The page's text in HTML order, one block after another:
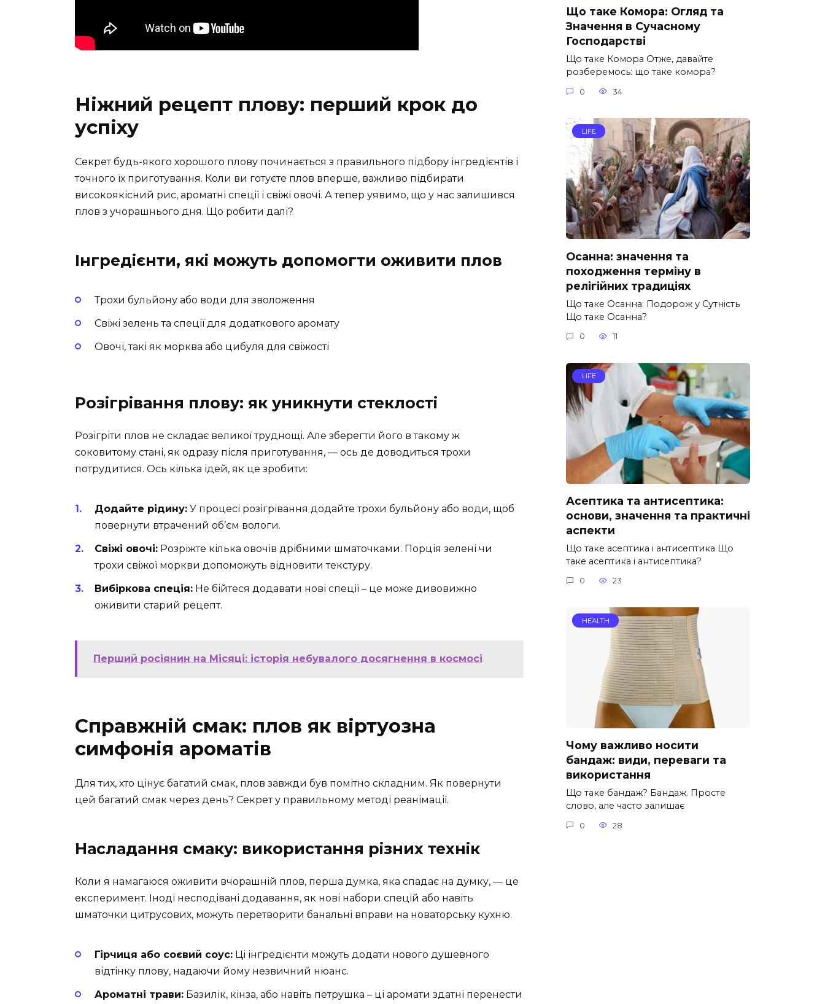
Ніжний рецепт плову: перший крок до
успіху
Секрет будь-якого хорошого плову починається з правильного підбору інгредієнтів і
точного їх приготування. Коли ви готуєте плов вперше, важливо підбирати
високоякісний рис, ароматні спеції і свіжі овочі. А тепер уявимо, що у нас залишився
плов з учорашнього дня. Що робити далі?
Інгредієнти, які можуть допомогти оживити плов
Трохи бульйону або води для зволоження
Свіжі зелень та спеції для додаткового аромату
Овочі, такі як морква або цибуля для свіжості
Розігрівання плову: як уникнути стеклості
Розігріти плов не складає великої труднощі. Але зберегти його в такому ж
соковитому стані, як одразу після приготування, — ось де доводиться трохи
потрудитися. Ось кілька ідей, як це зробити:
Додайте рідину: У процесі розігрівання додайте трохи бульйону або води, щоб
повернути втрачений об’єм вологи.
Свіжі овочі: Розріжте кілька овочів дрібними шматочками. Порція зелені чи
трохи свіжої моркви допоможуть відновити текстуру.
Вибіркова спеція: Не бійтеся додавати нові спеції – це може дивовижно
оживити старий рецепт.
Перший росіянин на Місяці: історія небувалого досягнення в космосі
Справжній смак: плов як віртуозна
симфонія ароматів
Для тих, хто цінує багатий смак, плов завжди був помітно складним. Як повернути
цей багатий смак через день? Секрет у правильному методі реанімації.
Насладання смаку: використання різних технік
Коли я намагаюся оживити вчорашній плов, перша думка, яка спадає на думку, — це
експеримент. Іноді несподівані додавання, як нові набори спецій або навіть
шматочки цитрусових, можуть перетворити банальні вправи на новаторську кухню.
Гірчиця або соєвий соус: Ці інгредієнти можуть додати нового душевного
відтінку плову, надаючи йому незвичний нюанс.
Ароматні трави: Базилік, кінза, або навіть петрушка – ці аромати здатні перенести
Що таке Комора: Огляд та
Значення в Сучасному
Господарстві
Що таке Комора Отже, давайте
розберемось: що таке комора?
0 34
LIFE
Осанна: значення та
походження терміну в
релігійних традиціях
Що таке Осанна: Подорож у Сутність
Що таке Осанна?
0 11
LIFE
Асептика та антисептика:
основи, значення та практичні
аспекти
Що таке асептика і антисептика Що
таке асептика і антисептика?
0 23
HEALTH
Чому важливо носити
бандаж: види, переваги та
використання
Що таке бандаж? Бандаж. Просте
слово, але часто залишає
0 28